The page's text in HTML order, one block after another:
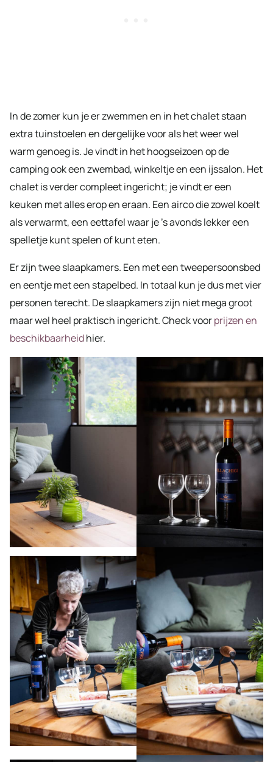
In de zomer kun je er zwemmen en in het chalet staan
extra tuinstoelen en dergelijke voor als het weer wel
warm genoeg is. Je vindt in het hoogseizoen op de
camping ook een zwembad, winkeltje en een ijssalon. Het
chalet is verder compleet ingericht; je vindt er een
keuken met alles erop en eraan. Een airco die zowel koelt
als verwarmt, een eettafel waar je ’s avonds lekker een
spelletje kunt spelen of kunt eten.
Er zijn twee slaapkamers. Een met een tweepersoonsbed
en eentje met een stapelbed. In totaal kun je dus met vier
personen terecht. De slaapkamers zijn niet mega groot
maar wel heel praktisch ingericht. Check voorprijzen en
beschikbaarheidhier.